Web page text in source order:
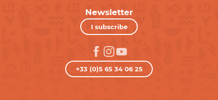
Newsletter
I subscribe
+33 (0)5 65 34 06 25